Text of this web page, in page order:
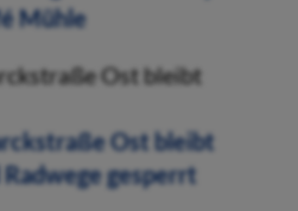
Mühle
Ost bleibt
Ost bleibt
gesperrt